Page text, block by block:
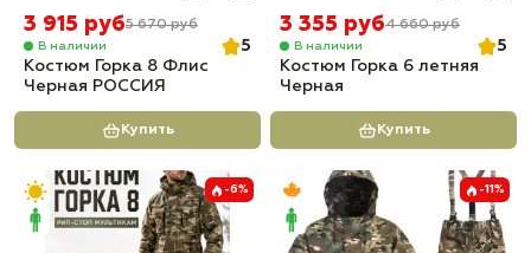
3 915 руб5 670 руб
В наличии
5
Костюм Горка 8 Флис
Черная РОССИЯ
Купить
3 355 руб4 660 руб
В наличии
5
Костюм Горка 6 летняя
Черная
Купить
-6% -11%